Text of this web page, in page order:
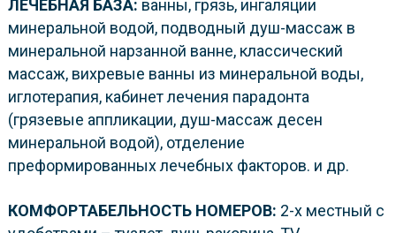
ЛЕЧЕБНАЯ БАЗА: ванны, грязь, ингаляции
минеральной водой, подводный душ-массаж в
минеральной нарзанной ванне, классический
массаж, вихревые ванны из минеральной воды,
иглотерапия, кабинет лечения парадонта
(грязевые аппликации, душ-массаж десен
минеральной водой), отделение
преформированных лечебных факторов. и др.
КОМФОРТАБЕЛЬНОСТЬ НОМЕРОВ: 2-х местный с